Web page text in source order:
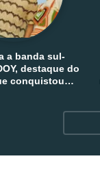
a banda sul-
destaque do
conquistou